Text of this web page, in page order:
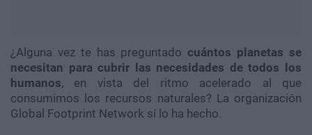
¿Alguna vez te has preguntado cuántos planetas se
necesitan para cubrir las necesidades de todos los
humanos, en vista del ritmo acelerado al que
consumimos los recursos naturales? La organización
Global Footprint Network sí lo ha hecho.